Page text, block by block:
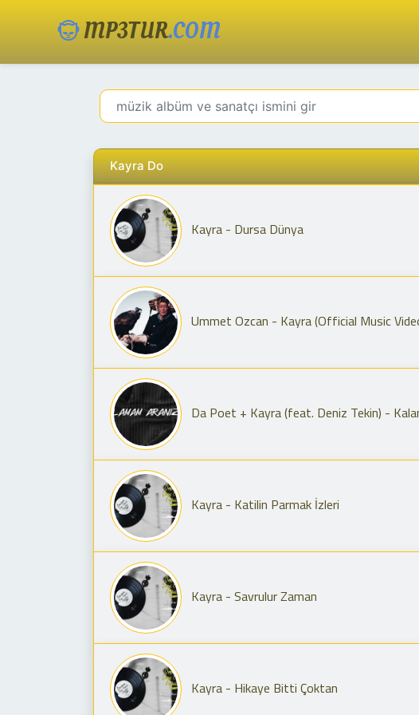
MP3TUR.COM
Kayra Do
Kayra - Dursa Dünya
Ummet Ozcan - Kayra (Official Music
Da Poet + Kayra (feat. Deniz Tekin) -
Kayra - Katilin Parmak İzleri
Kayra - Savrulur Zaman
Kayra - Hikaye Bitti Çoktan